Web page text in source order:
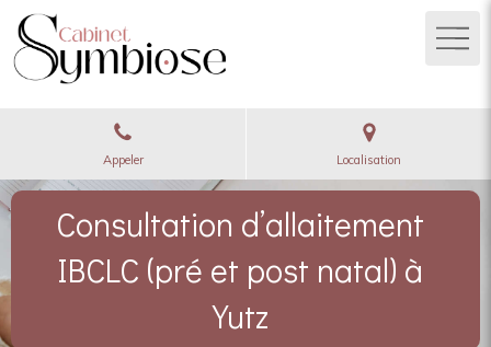
Appeler Localisation
Consultation d’allaitement
IBCLC (pré et post natal) à
Yutz